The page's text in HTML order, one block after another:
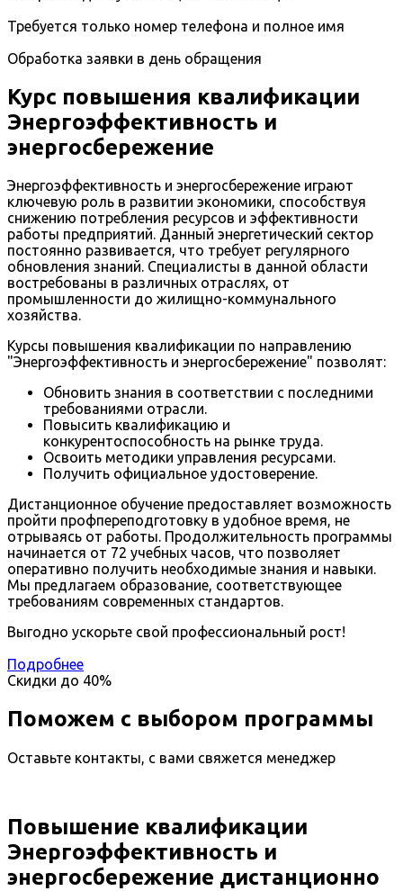
Требуется только номер телефона и полное имя
Обработка заявки в день обращения
Курс повышения квалификации
Энергоэффективность и
энергосбережение
Энергоэффективность и энергосбережение играют
ключевую роль в развитии экономики, способствуя
снижению потребления ресурсов и эффективности
работы предприятий. Данный энергетический сектор
постоянно развивается, что требует регулярного
обновления знаний. Специалисты в данной области
востребованы в различных отраслях, от
промышленности до жилищно-коммунального
хозяйства.
Курсы повышения квалификации по направлению
"Энергоэффективность и энергосбережение" позволят:
Обновить знания в соответствии с последними
требованиями отрасли.
Повысить квалификацию и
конкурентоспособность на рынке труда.
Освоить методики управления ресурсами.
Получить официальное удостоверение.
Дистанционное обучение предоставляет возможность
пройти профпереподготовку в удобное время, не
отрываясь от работы. Продолжительность программы
начинается от 72 учебных часов, что позволяет
оперативно получить необходимые знания и навыки.
Мы предлагаем образование, соответствующее
требованиям современных стандартов.
Выгодно ускорьте свой профессиональный рост!
Подробнее
Скидки до 40%
Поможем с выбором программы
Оставьте контакты, с вами свяжется менеджер
Повышение квалификации
Энергоэффективность и
энергосбережение дистанционно